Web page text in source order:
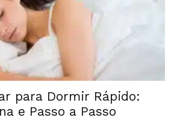
para Dormir Rápido:
e Passo a Passo